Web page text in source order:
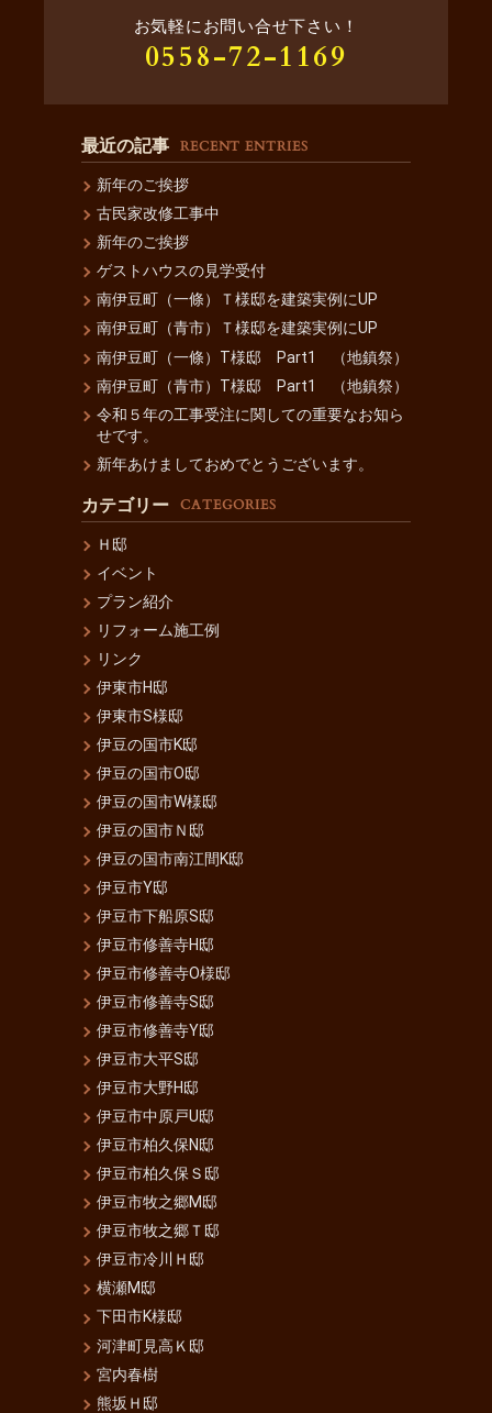
お気軽にお問い合せ下さい！
0558-72-1169
最近の記事 RECENT ENTRIES
新年のご挨拶
古民家改修工事中
新年のご挨拶
ゲストハウスの見学受付
南伊豆町（一條）Ｔ様邸を建築実例にUP
南伊豆町（青市）Ｔ様邸を建築実例にUP
南伊豆町（一條）T様邸 Part1 （地鎮祭）
南伊豆町（青市）T様邸 Part1 （地鎮祭）
令和５年の工事受注に関しての重要なお知ら
せです。
新年あけましておめでとうございます。
カテゴリー CATEGORIES
Ｈ邸
イベント
プラン紹介
リフォーム施工例
リンク
伊東市H邸
伊東市S様邸
伊豆の国市K邸
伊豆の国市O邸
伊豆の国市W様邸
伊豆の国市Ｎ邸
伊豆の国市南江間K邸
伊豆市Y邸
伊豆市下船原S邸
伊豆市修善寺H邸
伊豆市修善寺O様邸
伊豆市修善寺S邸
伊豆市修善寺Y邸
伊豆市大平S邸
伊豆市大野H邸
伊豆市中原戸U邸
伊豆市柏久保N邸
伊豆市柏久保Ｓ邸
伊豆市牧之郷M邸
伊豆市牧之郷Ｔ邸
伊豆市冷川Ｈ邸
横瀬M邸
下田市K様邸
河津町見高Ｋ邸
宮内春樹
熊坂Ｈ邸